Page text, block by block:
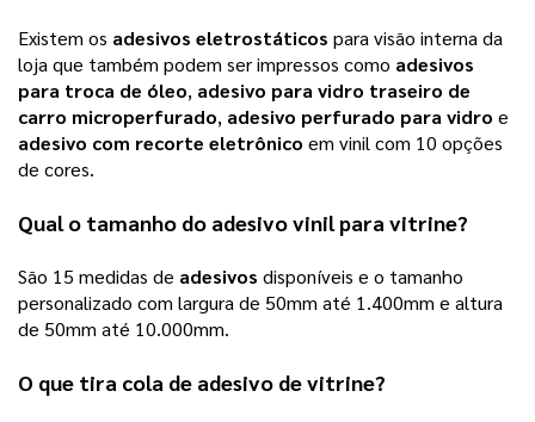
Existem os adesivos eletrostáticos para visão interna da
loja que também podem ser impressos como adesivos
para troca de óleo, adesivo para vidro traseiro de
carro microperfurado, adesivo perfurado para vidro
adesivo com recorte eletrônico em vinil com 10 opções
de cores.
Qual o tamanho do adesivo vinil para vitrine?
São 15 medidas de adesivos disponíveis e o tamanho
personalizado com largura de 50mm até 1.400mm e altura
de 50mm até 10.000mm.
O que tira cola de adesivo de vitrine?